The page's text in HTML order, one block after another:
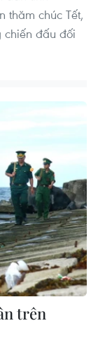
thăm chúc Tết,
chiến đấu đối
trên